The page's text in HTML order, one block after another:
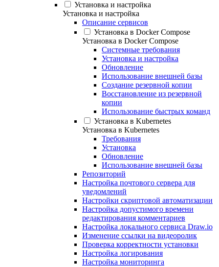
Установка и настройка
Установка и настройка
Описание сервисов
Установка в Docker Compose
Установка в Docker Compose
Системные требования
Установка и настройка
Обновление
Использование внешней базы
Создание резервной копии
Восстановление из резервной
копии
Использование быстрых команд
Установка в Kubernetes
Установка в Kubernetes
Требования
Установка
Обновление
Использование внешней базы
Репозиторий
Настройка почтового сервера для
уведомлений
Настройки скриптовой автоматизации
Настройка допустимого времени
редактирования комментариев
Настройка локального сервиса Draw.io
Изменение ссылки на видеоролик
Проверка корректности установки
Настройка логирования
Настройка мониторинга